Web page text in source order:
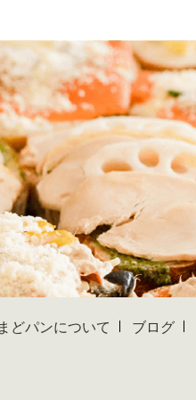
どパンについて ブログ